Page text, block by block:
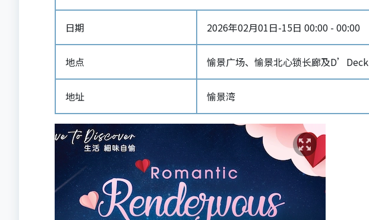
日期 2026年02月01日-15日 00:00 - 00:00
地点 愉景广场、愉景北心锁长廊及D’Deck
地址 愉景湾